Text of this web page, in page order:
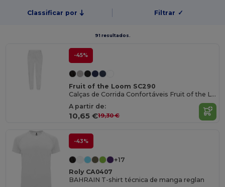
Classificar por Filtrar ✓
91 resultados.
-45%
Fruit of the Loom SC290
Calças de Corrida Confortáveis Fruit of the Loom
A partir de:
10,65 €19,30 €
-43%
+17
Roly CA0407
BAHRAIN T-shirt técnica de manga reglan